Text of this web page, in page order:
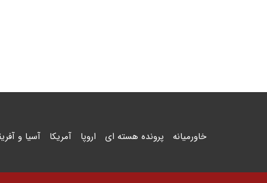
خاورمیانه پرونده هسته ای اروپا آمریکا آسیا و